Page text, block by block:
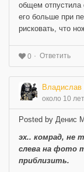
общем отпустила
его больше при
рисковать, что
0 Ответить
около 10
Posted by Денис
эх.. комрад, не
слева на фото
приблизить.